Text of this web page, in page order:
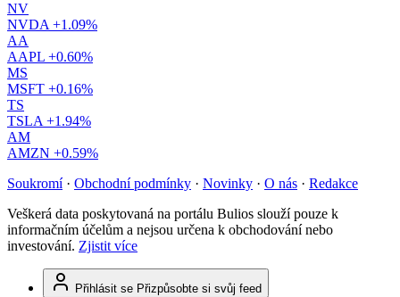
NV
NVDA +1.09%
AA
AAPL +0.60%
MS
MSFT +0.16%
TS
TSLA +1.94%
AM
AMZN +0.59%
Soukromí · Obchodní podmínky · Novinky · O nás · Redakce
Veškerá data poskytovaná na portálu Bulios slouží pouze k
informačním účelům a nejsou určena k obchodování nebo
investování. Zjistit více
Přihlásit se Přizpůsobte si svůj feed